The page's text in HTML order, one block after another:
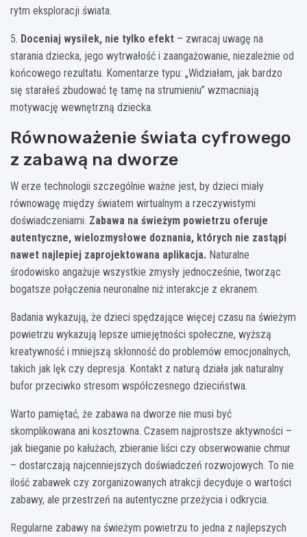
rytm eksploracji świata.
5. Doceniaj wysiłek, nie tylko efekt – zwracaj uwagę na
starania dziecka, jego wytrwałość i zaangażowanie, niezależnie od
końcowego rezultatu. Komentarze typu: „Widziałam, jak bardzo
się starałeś zbudować tę tamę na strumieniu” wzmacniają
motywację wewnętrzną dziecka.
Równoważenie świata cyfrowego
z zabawą na dworze
W erze technologii szczególnie ważne jest, by dzieci miały
równowagę między światem wirtualnym a rzeczywistymi
doświadczeniami. Zabawa na świeżym powietrzu oferuje
autentyczne, wielozmysłowe doznania, których nie zastąpi
nawet najlepiej zaprojektowana aplikacja. Naturalne
środowisko angażuje wszystkie zmysły jednocześnie, tworząc
bogatsze połączenia neuronalne niż interakcje z ekranem.
Badania wykazują, że dzieci spędzające więcej czasu na świeżym
powietrzu wykazują lepsze umiejętności społeczne, wyższą
kreatywność i mniejszą skłonność do problemów emocjonalnych,
takich jak lęk czy depresja. Kontakt z naturą działa jak naturalny
bufor przeciwko stresom współczesnego dzieciństwa.
Warto pamiętać, że zabawa na dworze nie musi być
skomplikowana ani kosztowna. Czasem najprostsze aktywności –
jak bieganie po kałużach, zbieranie liści czy obserwowanie chmur
– dostarczają najcenniejszych doświadczeń rozwojowych. To nie
ilość zabawek czy zorganizowanych atrakcji decyduje o wartości
zabawy, ale przestrzeń na autentyczne przeżycia i odkrycia.
Regularne zabawy na świeżym powietrzu to jedna z najlepszych